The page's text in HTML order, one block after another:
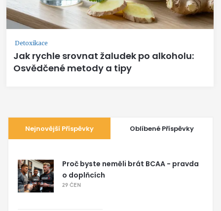
Detoxikace
Jak rychle srovnat žaludek po alkoholu:
Osvědčené metody a tipy
Nejnovější Příspěvky Oblíbené Příspěvky
Proč byste neměli brát BCAA - pravda
o doplňcích
29 ČEN